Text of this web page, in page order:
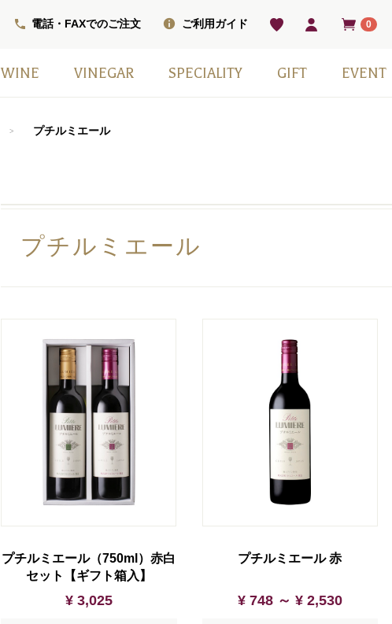
電話・FAXでのご注文 ご利用ガイド 0
WINE VINEGAR SPECIALITY GIFT EVENT
プチルミエール
プチルミエール
プチルミエール（750ml）赤白
セット【ギフト箱入】
¥ 3,025
プチルミエール 赤
¥ 748 ～ ¥ 2,530